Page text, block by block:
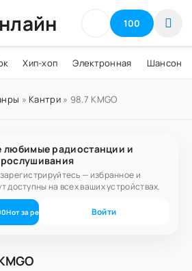
100
Хип-хоп Электронная Шансон
» Кантри» 98.7 KMGO
любимые радиостанции и
— избранное и
доступны на всех ваших устройствах.
Нот за регистрацию Войти